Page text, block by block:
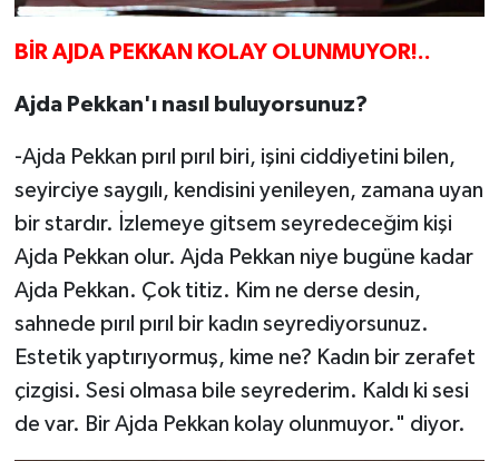
BİR AJDA PEKKAN KOLAY OLUNMUYOR!..
Ajda Pekkan'ı nasıl buluyorsunuz?
-Ajda Pekkan pırıl pırıl biri, işini ciddiyetini bilen,
seyirciye saygılı, kendisini yenileyen, zamana uyan
bir stardır. İzlemeye gitsem seyredeceğim kişi
Ajda Pekkan olur. Ajda Pekkan niye bugüne kadar
Ajda Pekkan. Çok titiz. Kim ne derse desin,
sahnede pırıl pırıl bir kadın seyrediyorsunuz.
Estetik yaptırıyormuş, kime ne? Kadın bir zerafet
çizgisi. Sesi olmasa bile seyrederim. Kaldı ki sesi
de var. Bir Ajda Pekkan kolay olunmuyor." diyor.